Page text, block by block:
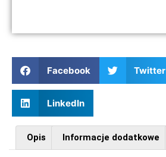
Facebook Twitter
LinkedIn
Opis Informacje dodatkowe